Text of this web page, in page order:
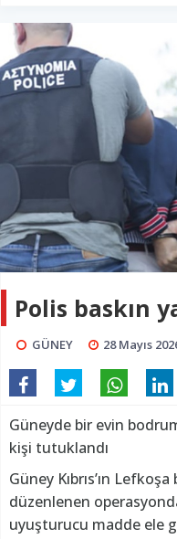
Polis baskın
GÜNEY 28 Mayıs
Güneyde bir evin
kişi tutuklandı
Güney Kıbrıs’ın
düzenlenen
uyuşturucu madde ele